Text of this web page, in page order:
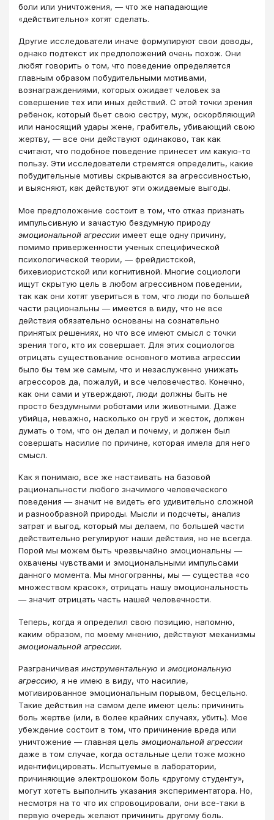
боли или уничтожения, — что же нападающие
«действительно» хотят сделать.
Другие исследователи иначе формулируют свои доводы,
однако подтекст их предположений очень похож. Они
любят говорить о том, что поведение определяется
главным образом побудительными мотивами,
вознаграждениями, которых ожидает человек за
совершение тех или иных действий. С этой точки зрения
ребенок, который бьет свою сестру, муж, оскорбляющий
или наносящий удары жене, грабитель, убивающий свою
жертву, — все они действуют одинаково, так как
считают, что подобное поведение принесет им какую-то
пользу. Эти исследователи стремятся определить, какие
побудительные мотивы скрываются за агрессивностью,
и выясняют, как действуют эти ожидаемые выгоды.
Мое предположение состоит в том, что отказ признать
импульсивную и зачастую бездумную природу
эмоциональной агрессии имеет еще одну причину,
помимо приверженности ученых специфической
психологической теории, — фрейдистской,
бихевиористской или когнитивной. Многие социологи
ищут скрытую цель в любом агрессивном поведении,
так как они хотят увериться в том, что люди по большей
части рациональны — имеется в виду, что не все
действия обязательно основаны на сознательно
принятых решениях, но что все имеют смысл с точки
зрения того, кто их совершает. Для этих социологов
отрицать существование основного мотива агрессии
было бы тем же самым, что и незаслуженно унижать
агрессоров да, пожалуй, и все человечество. Конечно,
как они сами и утверждают, люди должны быть не
просто бездумными роботами или животными. Даже
убийца, неважно, насколько он груб и жесток, должен
думать о том, что он делал и почему, и должен был
совершать насилие по причине, которая имела для него
смысл.
Как я понимаю, все же настаивать на базовой
рациональности любого значимого человеческого
поведения — значит не видеть его удивительно сложной
и разнообразной природы. Мысли и подсчеты, анализ
затрат и выгод, который мы делаем, по большей части
действительно регулируют наши действия, но не всегда.
Порой мы можем быть чрезвычайно эмоциональны —
охвачены чувствами и эмоциональными импульсами
данного момента. Мы многогранны, мы — существа «со
множеством красок», отрицать нашу эмоциональность
— значит отрицать часть нашей человечности.
Теперь, когда я определил свою позицию, напомню,
каким образом, по моему мнению, действуют механизмы
эмоциональной агрессии.
Разграничивая инструментальную и эмоциональную
агрессию, я не имею в виду, что насилие,
мотивированное эмоциональным порывом, бесцельно.
Такие действия на самом деле имеют цель: причинить
боль жертве (или, в более крайних случаях, убить). Мое
убеждение состоит в том, что причинение вреда или
уничтожение — главная цель эмоциональной агрессии
даже в том случае, когда остальные цели тоже можно
идентифицировать. Испытуемые в лаборатории,
причиняющие электрошоком боль «другому студенту»,
могут хотеть выполнить указания экспериментатора. Но,
несмотря на то что их спровоцировали, они все-таки в
первую очередь желают причинить другому боль.